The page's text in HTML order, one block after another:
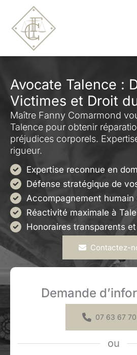
contenu
Avocate Talence :
Victimes et Droit
Maître Fanny Comarmond
Talence pour obtenir
préjudices corporels.
rigueur.
Expertise reconnue en
Défense stratégique de
Accompagnement
Réactivité maximale à
Honoraires transparents
Contactez-
Demande
07 63 67 70
ou